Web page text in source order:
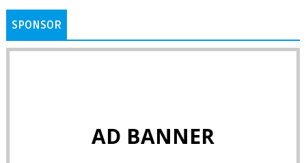
SPONSOR
AD BANNER